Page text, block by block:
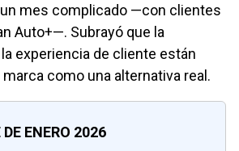
mes complicado —con clientes
Auto+—. Subrayó que la
experiencia de cliente están
como una alternativa real.
ENERO 2026